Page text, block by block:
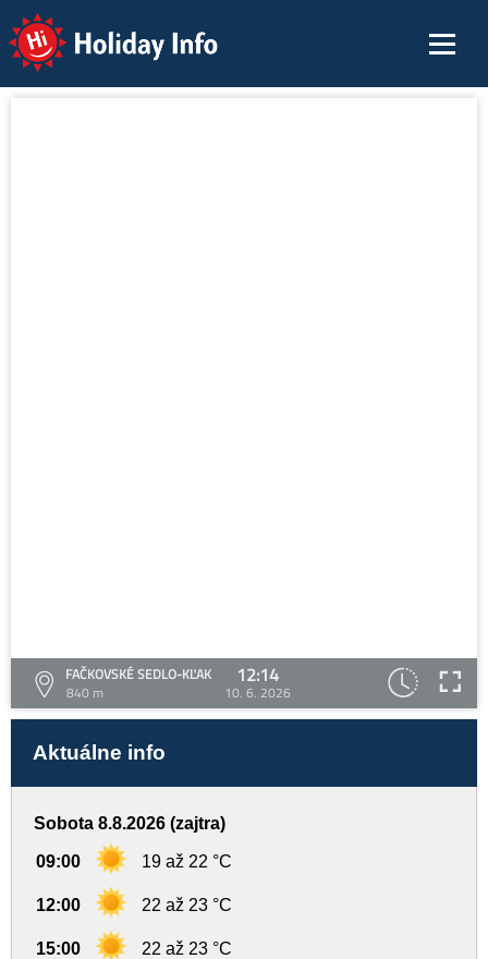
Holiday Info
FAČKOVSKÉ SEDLO-KĽAK
840 m
12:14
10. 6. 2026
Aktuálne info
Sobota 8.8.2026 (zajtra)
09:00 19 až 22 °C
12:00 22 až 23 °C
15:00 22 až 23 °C